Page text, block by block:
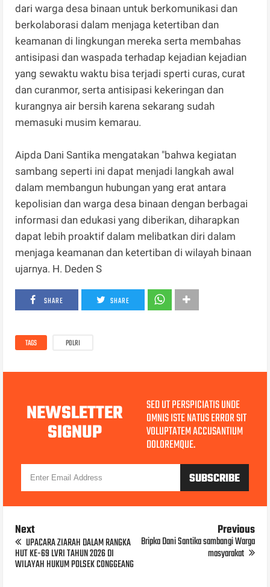
dari warga desa binaan untuk berkomunikasi dan
berkolaborasi dalam menjaga ketertiban dan
keamanan di lingkungan mereka serta membahas
antisipasi dan waspada terhadap kejadian kejadian
yang sewaktu waktu bisa terjadi sperti curas, curat
dan curanmor, serta antisipasi kekeringan dan
kurangnya air bersih karena sekarang sudah
memasuki musim kemarau.
Aipda Dani Santika mengatakan "bahwa kegiatan
sambang seperti ini dapat menjadi langkah awal
dalam membangun hubungan yang erat antara
kepolisian dan warga desa binaan dengan berbagai
informasi dan edukasi yang diberikan, diharapkan
dapat lebih proaktif dalam melibatkan diri dalam
menjaga keamanan dan ketertiban di wilayah binaan
ujarnya. H. Deden S
SHARE SHARE
TAGS POLRI
NEWSLETTER
SIGNUP
SED UT PERSPICIATIS UNDE
OMNIS ISTE NATUS ERROR SIT
VOLUPTATEM ACCUSANTIUM
DOLOREMQUE.
Next
UPACARA ZIARAH DALAM RANGKA
HUT KE-69 LVRI TAHUN 2026 DI
WILAYAH HUKUM POLSEK CONGGEANG
Previous
Bripka Dani Santika sambangi Warga
masyarakat